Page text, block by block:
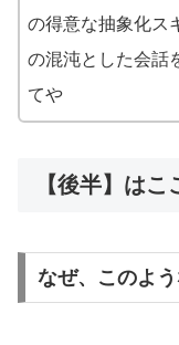
の得意な抽象化ス
の混沌とした会話
てや
【後半】はこ
なぜ、このよ